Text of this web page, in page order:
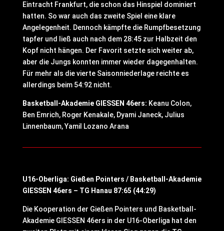
Eintracht Frankfurt, die schon das Hinspiel dominiert
hatten. So war auch das zweite Spiel eine klare
Angelegenheit. Dennoch kämpfte die Rumpfbesetzung
tapfer und ließ auch nach dem 28:45 zur Halbzeit den
Kopf nicht hängen. Der Favorit setzte sich weiter ab,
aber die Jungs konnten immer wieder dagegenhalten.
Für mehr als die vierte Saisonniederlage reichte es
allerdings beim 54:92 nicht.
Basketball-Akademie GIESSEN 46ers: Keanu Colon,
Ben Emrich, Roger Kenakale, Dyami Janeck, Julius
Linnenbaum, Yamil Lozano Arana
U16-Oberliga: Gießen Pointers / Basketball-Akademie
GIESSEN 46ers – TG Hanau 87:65 (44:29)
Die Kooperation der Gießen Pointers und Basketball-
Akademie GIESSEN 46ers in der U16-Oberliga hat den